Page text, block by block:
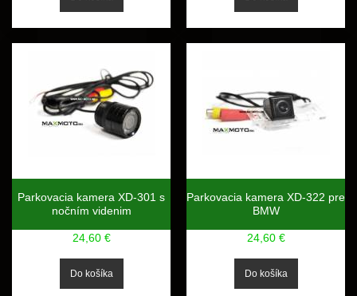
Parkovacia kamera XD-301 s
nočním videnim
24,60 €
Parkovacia kamera XD-322 pre
BMW
24,60 €